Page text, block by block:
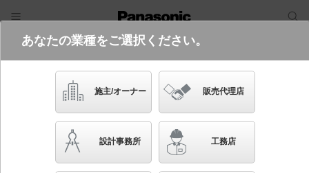
電気・建築設備（ビジネス）
フリーワード
品番・キーワード
LGD3402L LE1
起動方式違いの商品を見る
あなたの業種をご選択ください。
施主/オーナー 販売代理店
設計事務所 工務店